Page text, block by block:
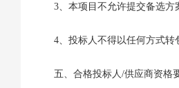
3、本项目不允许提交备选方
4、投标人不得以任何方式转
五、合格投标人/供应商资格